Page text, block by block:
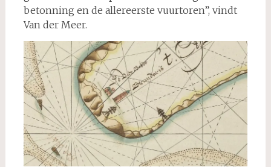
betonning en de allereerste vuurtoren”, vindt
Van der Meer.